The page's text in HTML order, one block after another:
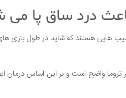
درد ساق پا می
هایی هستند که شاید در طول بازی
تروما واضح است و بر این اساس